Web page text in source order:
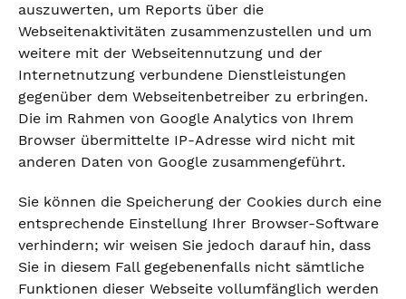
auszuwerten, um Reports über die
Webseitenaktivitäten zusammenzustellen und um
weitere mit der Webseitennutzung und der
Internetnutzung verbundene Dienstleistungen
gegenüber dem Webseitenbetreiber zu erbringen.
Die im Rahmen von Google Analytics von Ihrem
Browser übermittelte IP-Adresse wird nicht mit
anderen Daten von Google zusammengeführt.
Sie können die Speicherung der Cookies durch eine
entsprechende Einstellung Ihrer Browser-Software
verhindern; wir weisen Sie jedoch darauf hin, dass
Sie in diesem Fall gegebenenfalls nicht sämtliche
Funktionen dieser Webseite vollumfänglich werden